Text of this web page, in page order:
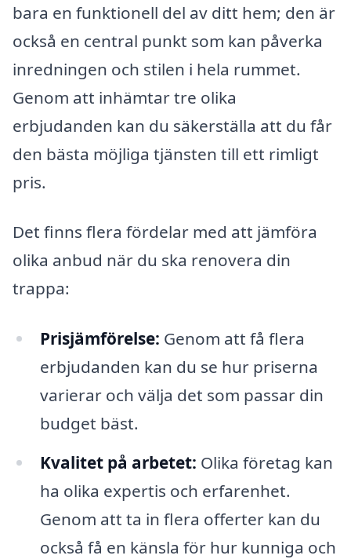
bara en funktionell del av ditt hem; den är
också en central punkt som kan påverka
inredningen och stilen i hela rummet.
Genom att inhämtar tre olika
erbjudanden kan du säkerställa att du får
den bästa möjliga tjänsten till ett rimligt
pris.
Det finns flera fördelar med att jämföra
olika anbud när du ska renovera din
trappa:
Prisjämförelse: Genom att få flera
erbjudanden kan du se hur priserna
varierar och välja det som passar din
budget bäst.
Kvalitet på arbetet: Olika företag kan
ha olika expertis och erfarenhet.
Genom att ta in flera offerter kan du
också få en känsla för hur kunniga och